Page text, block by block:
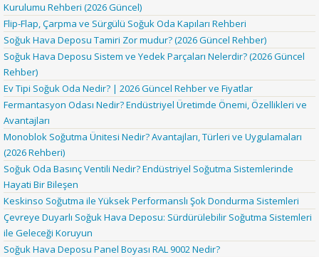
Kurulumu Rehberi (2026 Güncel)
Flip-Flap, Çarpma ve Sürgülü Soğuk Oda Kapıları Rehberi
Soğuk Hava Deposu Tamiri Zor mudur? (2026 Güncel Rehber)
Soğuk Hava Deposu Sistem ve Yedek Parçaları Nelerdir? (2026 Güncel
Rehber)
Ev Tipi Soğuk Oda Nedir? | 2026 Güncel Rehber ve Fiyatlar
Fermantasyon Odası Nedir? Endüstriyel Üretimde Önemi, Özellikleri ve
Avantajları
Monoblok Soğutma Ünitesi Nedir? Avantajları, Türleri ve Uygulamaları
(2026 Rehberi)
Soğuk Oda Basınç Ventili Nedir? Endüstriyel Soğutma Sistemlerinde
Hayati Bir Bileşen
Keskinso Soğutma ile Yüksek Performanslı Şok Dondurma Sistemleri
Çevreye Duyarlı Soğuk Hava Deposu: Sürdürülebilir Soğutma Sistemleri
ile Geleceği Koruyun
Soğuk Hava Deposu Panel Boyası RAL 9002 Nedir?